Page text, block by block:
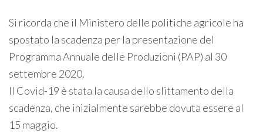
Si ricorda che il Ministero delle politiche agricole ha
spostato la scadenza per la presentazione del
Programma Annuale delle Produzioni (PAP) al 30
settembre 2020.
Il Covid-19 è stata la causa dello slittamento della
scadenza, che inizialmente sarebbe dovuta essere al
15 maggio.